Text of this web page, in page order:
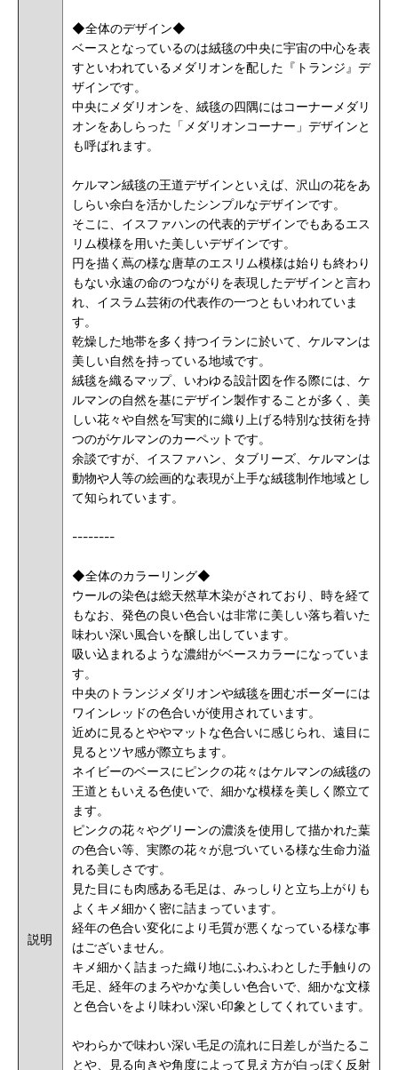
説明
◆全体のデザイン◆
ベースとなっているのは絨毯の中央に宇宙の中心を表
すといわれているメダリオンを配した『トランジ』デ
ザインです。
中央にメダリオンを、絨毯の四隅にはコーナーメダリ
オンをあしらった「メダリオンコーナー」デザインと
も呼ばれます。
ケルマン絨毯の王道デザインといえば、沢山の花をあ
しらい余白を活かしたシンプルなデザインです。
そこに、イスファハンの代表的デザインでもあるエス
リム模様を用いた美しいデザインです。
円を描く蔦の様な唐草のエスリム模様は始りも終わり
もない永遠の命のつながりを表現したデザインと言わ
れ、イスラム芸術の代表作の一つともいわれていま
す。
乾燥した地帯を多く持つイランに於いて、ケルマンは
美しい自然を持っている地域です。
絨毯を織るマップ、いわゆる設計図を作る際には、ケ
ルマンの自然を基にデザイン製作することが多く、美
しい花々や自然を写実的に織り上げる特別な技術を持
つのがケルマンのカーペットです。
余談ですが、イスファハン、タブリーズ、ケルマンは
動物や人等の絵画的な表現が上手な絨毯制作地域とし
て知られています。
--------
◆全体のカラーリング◆
ウールの染色は総天然草木染がされており、時を経て
もなお、発色の良い色合いは非常に美しい落ち着いた
味わい深い風合いを醸し出しています。
吸い込まれるような濃紺がベースカラーになっていま
す。
中央のトランジメダリオンや絨毯を囲むボーダーには
ワインレッドの色合いが使用されています。
近めに見るとややマットな色合いに感じられ、遠目に
見るとツヤ感が際立ちます。
ネイビーのベースにピンクの花々はケルマンの絨毯の
王道ともいえる色使いで、細かな模様を美しく際立て
ます。
ピンクの花々やグリーンの濃淡を使用して描かれた葉
の色合い等、実際の花々が息づいている様な生命力溢
れる美しさです。
見た目にも肉感ある毛足は、みっしりと立ち上がりも
よくキメ細かく密に詰まっています。
経年の色合い変化により毛質が悪くなっている様な事
はございません。
キメ細かく詰まった織り地にふわふわとした手触りの
毛足、経年のまろやかな美しい色合いで、細かな文様
と色合いをより味わい深い印象としてくれています。
やわらかで味わい深い毛足の流れに日差しが当たるこ
とや、見る向きや角度によって見え方が白っぽく反射